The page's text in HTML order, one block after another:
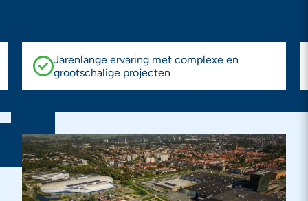
Jarenlange ervaring met complexe en
grootschalige projecten